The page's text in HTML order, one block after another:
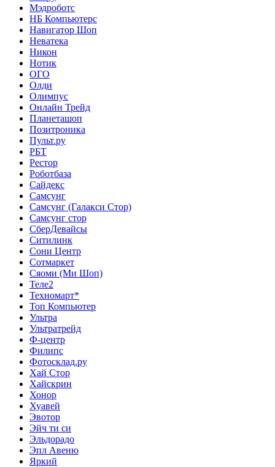
Мэдроботс
НБ Компьютерс
Навигатор Шоп
Неватека
Никон
Нотик
ОГО
Олди
Олимпус
Онлайн Трейд
Планеташоп
Позитроника
Пульт.ру
РБТ
Рестор
Роботбаза
Сайдекс
Самсунг
Самсунг (Галакси Стор)
Самсунг стор
СберДевайсы
Ситилинк
Сони Центр
Сотмаркет
Сяоми (Ми Шоп)
Теле2
Техномарт*
Топ Компьютер
Ультра
Ультратрейд
Ф-центр
Филипс
Фотосклад.ру
Хай Стор
Хайскрин
Хонор
Хуавей
Эвотор
Эйч ти си
Эльдорадо
Эпл Авеню
Яркий